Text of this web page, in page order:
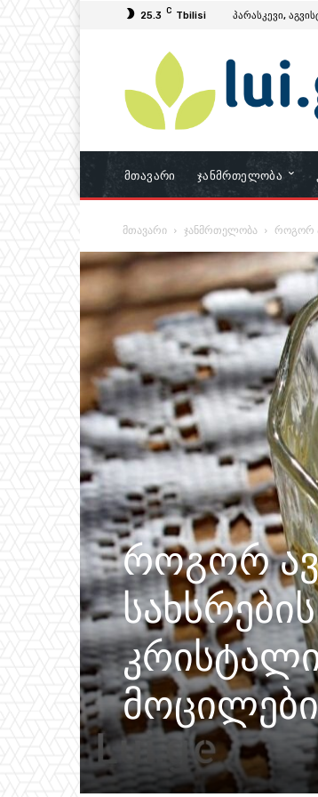
25.3 C Tbilisi პარასკევი,
Მთავარი Ჯანმრთელობა
მთავარი ჯანმრთელობა როგორ
როგორ